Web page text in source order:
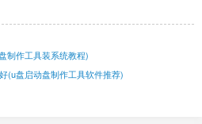
制作工具装系统教程)
(u盘启动盘制作工具软件推荐)